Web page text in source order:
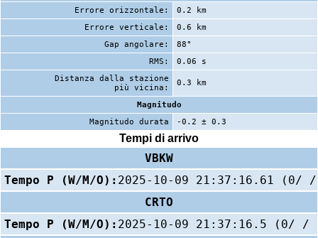
Errore orizzontale:
0.2 km
Errore verticale:
0.6 km
Gap angolare:
88°
RMS:
0.06 s
Distanza dalla stazione
più vicina:
0.3 km
Magnitudo
Magnitudo durata
-0.2 ± 0.3
Tempi di arrivo
VBKW
Tempo P (W/M/O): 2025-10-09 21:37:16.61 (0/
CRTO
Tempo P (W/M/O): 2025-10-09 21:37:16.5 (0/ /